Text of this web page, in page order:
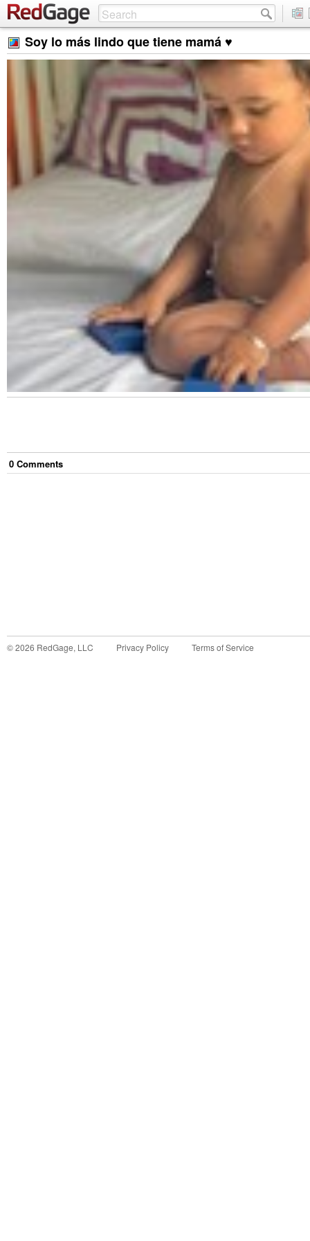
Soy lo más lindo que tiene mamá ♥️
0 Comments
©2026 RedGage, LLC Privacy Policy Terms of Service